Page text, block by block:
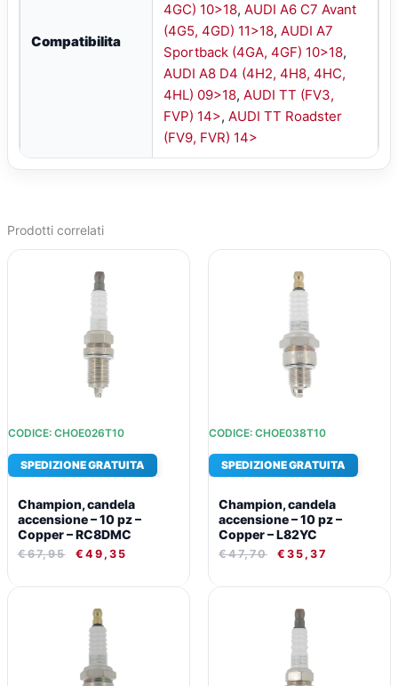
Compatibilita
4GC) 10>18, AUDI A6 C7 Avant
(4G5, 4GD) 11>18, AUDI A7
Sportback (4GA, 4GF) 10>18,
AUDI A8 D4 (4H2, 4H8, 4HC,
4HL) 09>18, AUDI TT (FV3,
FVP) 14>, AUDI TT Roadster
(FV9, FVR) 14>
Prodotti correlati
CODICE: CHOE026T10
SPEDIZIONE GRATUITA
Champion, candela
accensione – 10 pz –
Copper – RC8DMC
€67,95
PREZZO
ORIGINALE
€67,95.
€ 49,35
CODICE: CHOE038T10
SPEDIZIONE GRATUITA
Champion, candela
accensione – 10 pz –
Copper – L82YC
€47,70
PREZZO
ORIGINALE
€ 35,37
PREZZO
ORIGINALE
ERA:
€46,73.
PREZZO
ORIGINALE
€54,05.